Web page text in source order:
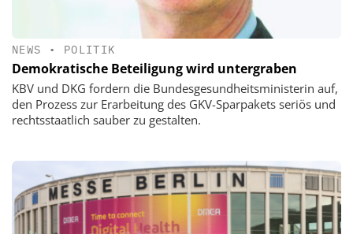
NEWS • POLITIK
Demokratische Beteiligung wird untergraben
KBV und DKG fordern die Bundesgesundheitsministerin auf,
den Prozess zur Erarbeitung des GKV-Sparpakets seriös und
rechtsstaatlich sauber zu gestalten.